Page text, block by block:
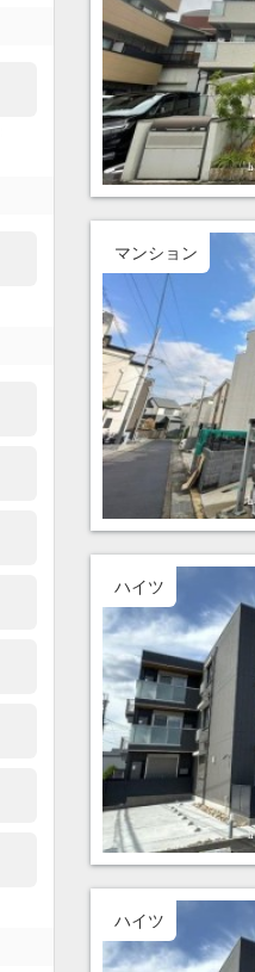
マンション
ハイツ
ハイツ